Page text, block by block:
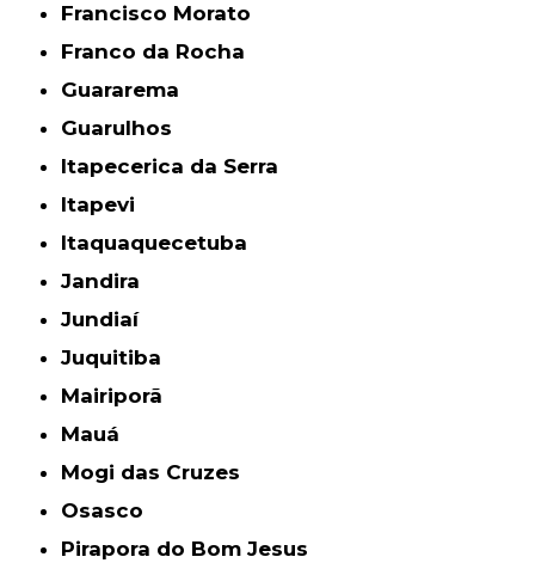
Francisco Morato
Franco da Rocha
Guararema
Guarulhos
Itapecerica da Serra
Itapevi
Itaquaquecetuba
Jandira
Jundiaí
Juquitiba
Mairiporã
Mauá
Mogi das Cruzes
Osasco
Pirapora do Bom Jesus